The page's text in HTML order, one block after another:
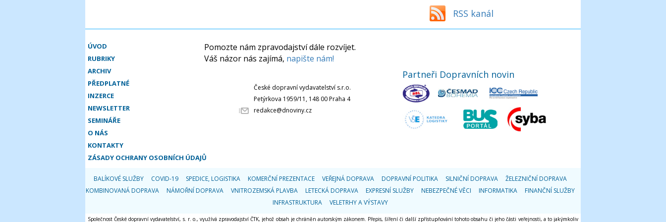
RSS kanál
ÚVOD
RUBRIKY
ARCHIV
PŘEDPLATNÉ
INZERCE
NEWSLETTER
SEMINÁŘE
O NÁS
KONTAKTY
ZÁSADY OCHRANY OSOBNÍCH ÚDAJŮ
Pomozte nám zpravodajství dále rozvíjet.
Váš názor nás zajímá, napište nám!
České dopravní vydavatelství s.r.o.
Petýrkova 1959/11, 148 00 Praha 4
redakce@dnoviny.cz
Partneři Dopravních novin
BALÍKOVÉ SLUŽBY COVID-19 SPEDICE, LOGISTIKA KOMERČNÍ PREZENTACE VEŘEJNÁ DOPRAVA DOPRAVNÍ POLITIKA SILNIČNÍ DOPRAVA
ŽELEZNIČNÍ DOPRAVA
KOMBINOVANÁ DOPRAVA
NÁMOŘNÍ DOPRAVA VNITROZEMSKÁ PLAVBA LETECKÁ DOPRAVA EXPRESNÍ SLUŽBY NEBEZPEČNÉ VĚCI INFORMATIKA
FINANČNÍ SLUŽBY
INFRASTRUKTURA
VELETRHY A VÝSTAVY
Společnost České dopravní vydavatelství, s. r. o., využívá zpravodajství ČTK, jehož obsah je chráněn autorským zákonem. Přepis, šíření či další zpřístupňování tohoto obsahu či jeho části veřejnosti, a to jakýmkoliv